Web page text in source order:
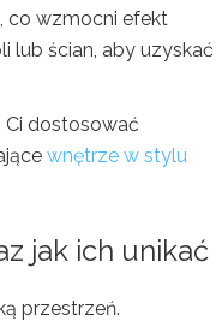
co wzmocni efekt
lub ścian, aby uzyskać
Ci dostosować
wnętrze w stylu
jak ich unikać
przestrzeń.